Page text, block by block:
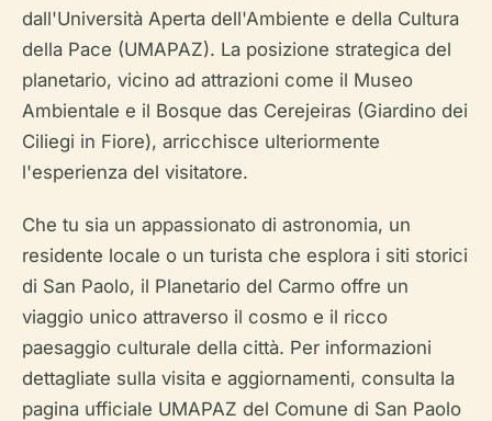
dall'Università Aperta dell'Ambiente e della Cultura
della Pace (UMAPAZ). La posizione strategica del
planetario, vicino ad attrazioni come il Museo
Ambientale e il Bosque das Cerejeiras (Giardino dei
Ciliegi in Fiore), arricchisce ulteriormente
l'esperienza del visitatore.
Che tu sia un appassionato di astronomia, un
residente locale o un turista che esplora i siti storici
di San Paolo, il Planetario del Carmo offre un
viaggio unico attraverso il cosmo e il ricco
paesaggio culturale della città. Per informazioni
dettagliate sulla visita e aggiornamenti, consulta la
pagina ufficiale UMAPAZ del Comune di San Paolo